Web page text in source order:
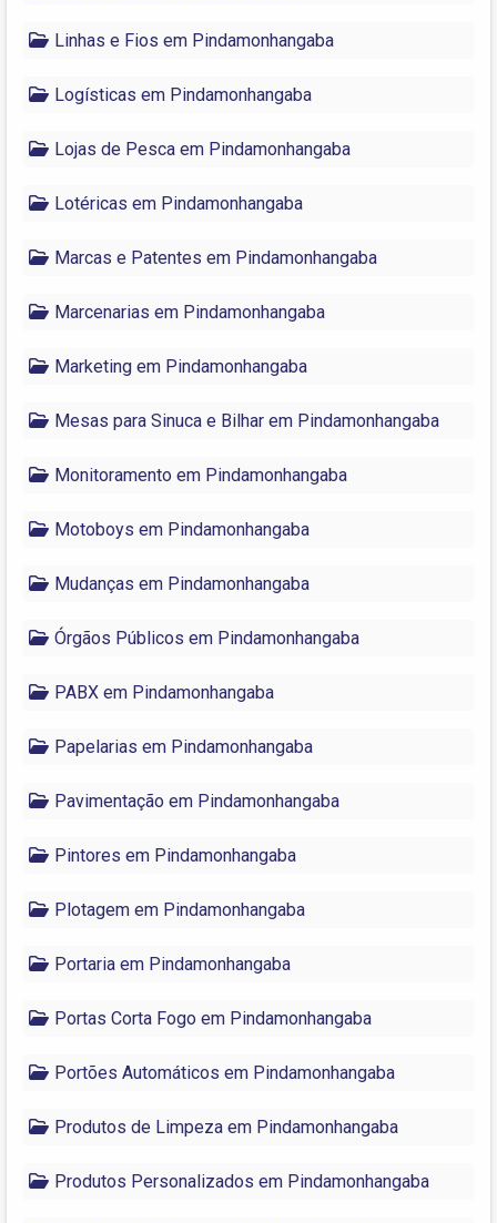
Linhas e Fios em Pindamonhangaba
Logísticas em Pindamonhangaba
Lojas de Pesca em Pindamonhangaba
Lotéricas em Pindamonhangaba
Marcas e Patentes em Pindamonhangaba
Marcenarias em Pindamonhangaba
Marketing em Pindamonhangaba
Mesas para Sinuca e Bilhar em Pindamonhangaba
Monitoramento em Pindamonhangaba
Motoboys em Pindamonhangaba
Mudanças em Pindamonhangaba
Órgãos Públicos em Pindamonhangaba
PABX em Pindamonhangaba
Papelarias em Pindamonhangaba
Pavimentação em Pindamonhangaba
Pintores em Pindamonhangaba
Plotagem em Pindamonhangaba
Portaria em Pindamonhangaba
Portas Corta Fogo em Pindamonhangaba
Portões Automáticos em Pindamonhangaba
Produtos de Limpeza em Pindamonhangaba
Produtos Personalizados em Pindamonhangaba